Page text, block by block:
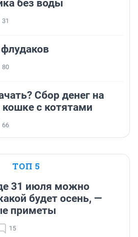
без воды
31
80
Сбор денег на
с котятами
66
ТОП 5
31 июля можно
будет осень, —
приметы
15